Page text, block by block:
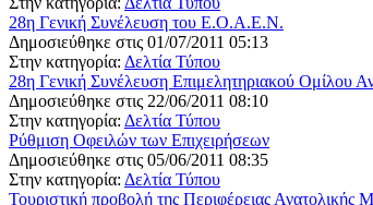
28η Γενική Συνέλευση του Ε.Ο.Α.Ε.Ν.
Δημοσιεύθηκε στις 01/07/2011 05:13
Στην κατηγορία: Δελτία Τύπου
28η Γενική Συνέλευση Επιμελητηριακού Ομίλου
Δημοσιεύθηκε στις 22/06/2011 08:10
Στην κατηγορία: Δελτία Τύπου
Ρύθμιση Οφειλών των Επιχειρήσεων
Δημοσιεύθηκε στις 05/06/2011 08:35
Στην κατηγορία: Δελτία Τύπου
Τουριστική προβολή της Περιφέρειας Ανατολικής